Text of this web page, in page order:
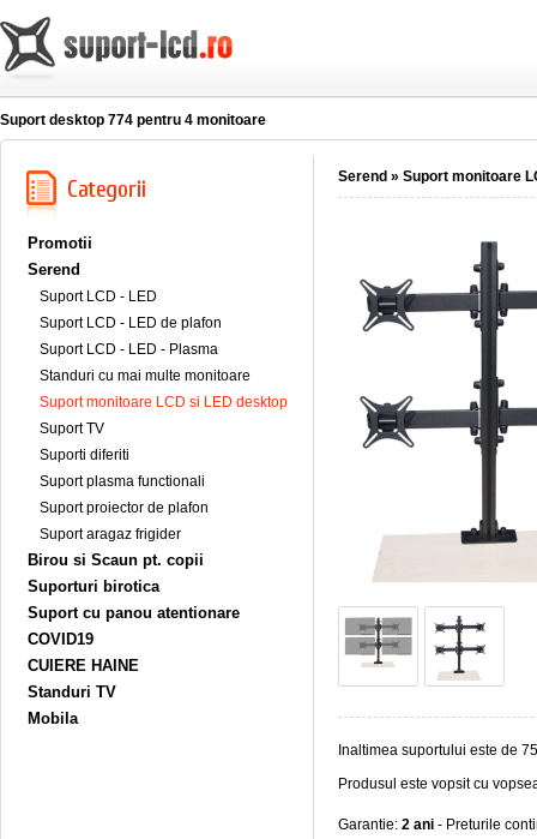
Suport desktop 774 pentru 4 monitoare
Promotii
Serend
Suport LCD - LED
Suport LCD - LED de plafon
Suport LCD - LED - Plasma
Standuri cu mai multe monitoare
Suport monitoare LCD si LED desktop
Suport TV
Suporti diferiti
Suport plasma functionali
Suport proiector de plafon
Suport aragaz frigider
Birou si Scaun pt. copii
Suporturi birotica
Suport cu panou atentionare
COVID19
CUIERE HAINE
Standuri TV
Mobila
Serend » Suport monitoare
Inaltimea suportului este de
Produsul este vopsit cu
Garantie: 2 ani - Preturile